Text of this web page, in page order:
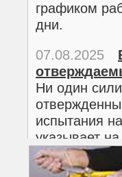
графиком
дни.
02.03.2026
Дорогие
полном
графиком
07.08.2025
Ни один
испытания
указывает
кожи.